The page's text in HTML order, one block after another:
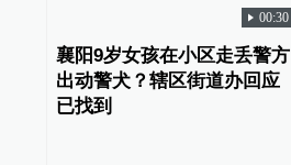
00:30
襄阳9岁女孩在小区走丢警方
出动警犬？辖区街道办回应
已找到